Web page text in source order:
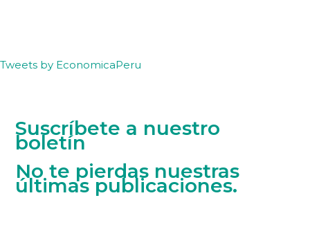
Tweets by EconomicaPeru
Suscríbete a nuestro
boletín
No te pierdas nuestras
últimas publicaciones.